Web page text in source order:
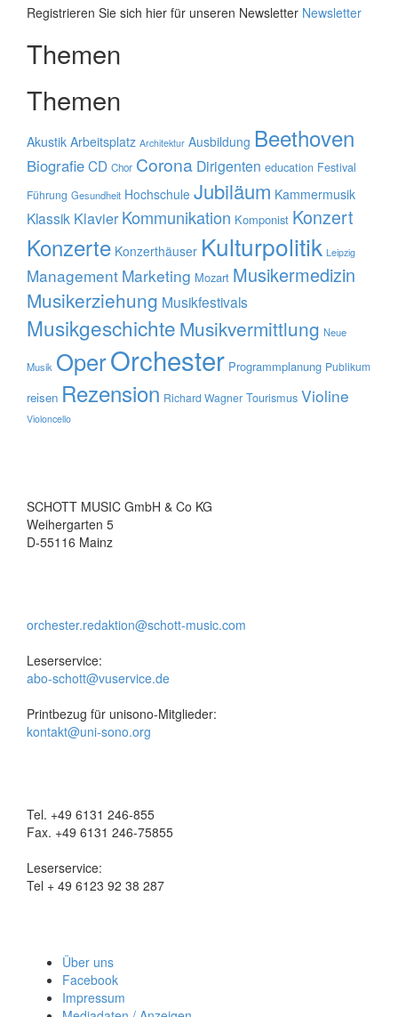
Registrieren Sie sich hier für unseren Newsletter Newsletter
Themen
Themen
Akustik Arbeitsplatz Architektur Ausbildung Beethoven
BiografieCD Chor Corona Dirigenten education Festival
Führung Gesundheit Hochschule Jubiläum Kammermusik
Klassik Klavier Kommunikation Komponist Konzert
Konzerte Konzerthäuser Kulturpolitik Leipzig
Management Marketing Mozart Musikermedizin
Musikerziehung Musikfestivals
Musikgeschichte Musikvermittlung Neue
Musik OperOrchester Programmplanung Publikum
reisen Rezension Richard Wagner Tourismus Violine
Violoncello
SCHOTT MUSIC GmbH & Co KG
Weihergarten 5
D-55116 Mainz
orchester.redaktion@schott-music.com
Leserservice:
abo-schott@vuservice.de
Printbezug für unisono-Mitglieder:
kontakt@uni-sono.org
Tel. +49 6131 246-855
Fax. +49 6131 246-75855
Leserservice:
Tel + 49 6123 92 38 287
Über uns
Facebook
Impressum